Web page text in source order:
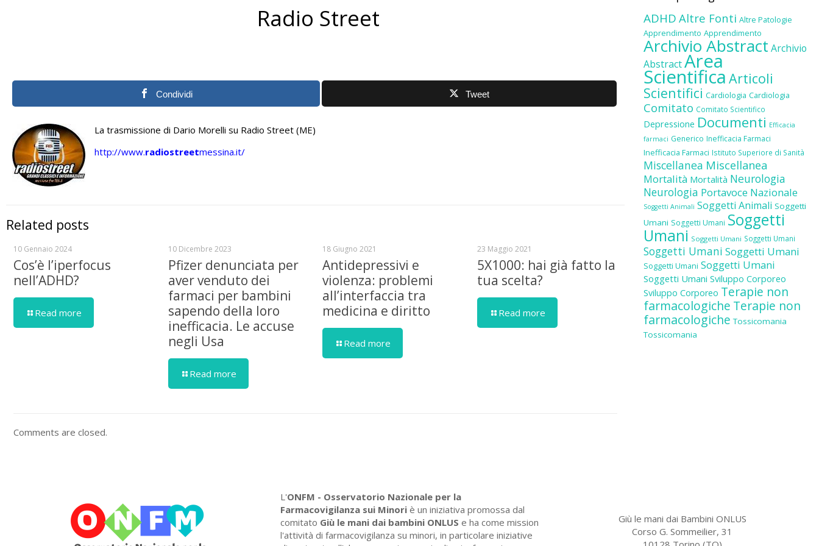
Radio Street
Condividi Tweet
La trasmissione di Dario Morelli su Radio Street (ME)
http://www.radiostreetmessina.it/
Related posts
10 Gennaio 2024
Cos’è l’iperfocus
nell’ADHD?
Read more
10 Dicembre 2023
Pfizer denunciata per
aver venduto dei
farmaci per bambini
sapendo della loro
inefficacia. Le accuse
negli Usa
Read more
18 Giugno 2021
Antidepressivi e
violenza: problemi
all’interfaccia tra
medicina e diritto
Read more
23 Maggio 2021
5X1000: hai già fatto la
tua scelta?
Read more
Comments are closed.
ADHD Altre Fonti Altre Patologie
Apprendimento Apprendimento
Archivio Abstract Archivio
AbstractArea
Scientifica Articoli
Scientifici Cardiologia Cardiologia
Comitato Comitato Scientifico
Depressione Documenti Efficacia
farmaci Generico Inefficacia Farmaci
Inefficacia Farmaci Istituto Superiore di Sanità
Miscellanea Miscellanea
Mortalità Mortalità Neurologia
Neurologia Portavoce Nazionale
Soggetti Animali Soggetti Animali Soggetti
Umani Soggetti Umani Soggetti
Umani Soggetti Umani Soggetti Umani
Soggetti Umani Soggetti Umani
Soggetti Umani Soggetti Umani
Soggetti Umani Sviluppo Corporeo
Sviluppo Corporeo Terapie non
farmacologiche Terapie non
farmacologiche Tossicomania
Tossicomania
L'ONFM - Osservatorio Nazionale per la
Farmacovigilanza sui Minori è un iniziativa promossa dal
comitato Giù le mani dai bambini ONLUS e ha come mission
l'attività di farmacovigilanza su minori, in particolare iniziative
Giù le mani dai Bambini ONLUS
Corso G. Sommeilier, 31